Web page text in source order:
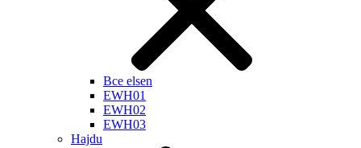
Все elsen
EWH01
EWH02
EWH03
Hajdu